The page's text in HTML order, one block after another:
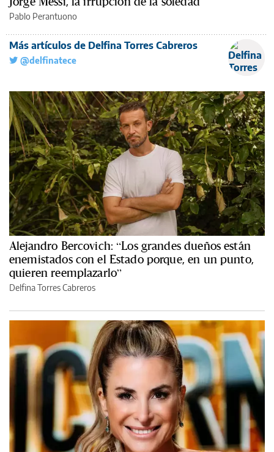
Pablo Perantuono
Más artículos de Delfina Torres Cabreros
@delfinatece
Alejandro Bercovich: “Los grandes dueños están
enemistados con el Estado porque, en un punto,
quieren reemplazarlo”
Delfina Torres Cabreros